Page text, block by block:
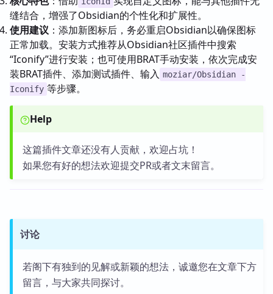
缝结合，增强了Obsidian的个性化和扩展性。
使用建议 ：添加新图标后，务必重启Obsidian以确保图标
正常加载。安装方式推荐从Obsidian社区插件中搜索
“Iconify”进行安装；也可使用BRAT手动安装，依次完成安
装BRAT插件、添加测试插件、输入 moziar/Obsidian -
Iconify 等步骤。
Help
这篇插件文章还没有人贡献，欢迎占坑！
如果您有好的想法欢迎提交PR或者文末留言。
讨论
若阁下有独到的见解或新颖的想法，诚邀您在文章下方
留言，与大家共同探讨。